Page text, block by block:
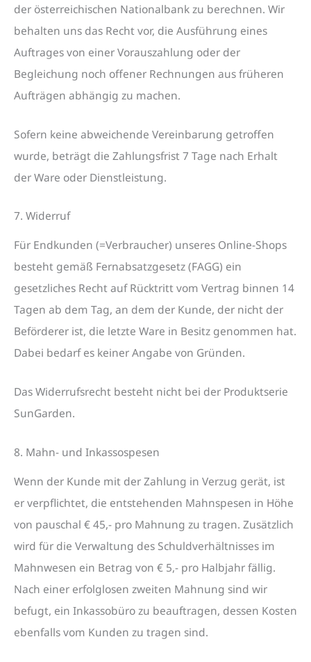
der österreichischen Nationalbank zu berechnen. Wir
behalten uns das Recht vor, die Ausführung eines
Auftrages von einer Vorauszahlung oder der
Begleichung noch offener Rechnungen aus früheren
Aufträgen abhängig zu machen.
Sofern keine abweichende Vereinbarung getroffen
wurde, beträgt die Zahlungsfrist 7 Tage nach Erhalt
der Ware oder Dienstleistung.
7. Widerruf
Für Endkunden (=Verbraucher) unseres Online-Shops
besteht gemäß Fernabsatzgesetz (FAGG) ein
gesetzliches Recht auf Rücktritt vom Vertrag binnen 14
Tagen ab dem Tag, an dem der Kunde, der nicht der
Beförderer ist, die letzte Ware in Besitz genommen hat.
Dabei bedarf es keiner Angabe von Gründen.
Das Widerrufsrecht besteht nicht bei der Produktserie
SunGarden.
8. Mahn- und Inkassospesen
Wenn der Kunde mit der Zahlung in Verzug gerät, ist
er verpflichtet, die entstehenden Mahnspesen in Höhe
von pauschal € 45,- pro Mahnung zu tragen. Zusätzlich
wird für die Verwaltung des Schuldverhältnisses im
Mahnwesen ein Betrag von € 5,- pro Halbjahr fällig.
Nach einer erfolglosen zweiten Mahnung sind wir
befugt, ein Inkassobüro zu beauftragen, dessen Kosten
ebenfalls vom Kunden zu tragen sind.